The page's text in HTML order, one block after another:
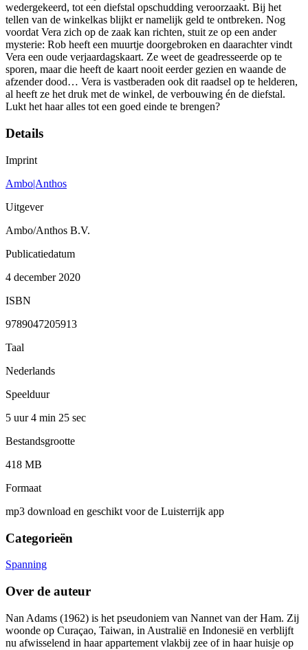
wedergekeerd, tot een diefstal opschudding veroorzaakt. Bij het
tellen van de winkelkas blijkt er namelijk geld te ontbreken. Nog
voordat Vera zich op de zaak kan richten, stuit ze op een ander
mysterie: Rob heeft een muurtje doorgebroken en daarachter vindt
Vera een oude verjaardagskaart. Ze weet de geadresseerde op te
sporen, maar die heeft de kaart nooit eerder gezien en waande de
afzender dood… Vera is vastberaden ook dit raadsel op te helderen,
al heeft ze het druk met de winkel, de verbouwing én de diefstal.
Lukt het haar alles tot een goed einde te brengen?
Details
Imprint
Ambo|Anthos
Uitgever
Ambo/Anthos B.V.
Publicatiedatum
4 december 2020
ISBN
9789047205913
Taal
Nederlands
Speelduur
5 uur 4 min 25 sec
Bestandsgrootte
418 MB
Formaat
mp3 download en geschikt voor de Luisterrijk app
Categorieën
Spanning
Over de auteur
Nan Adams (1962) is het pseudoniem van Nannet van der Ham. Zij
woonde op Curaçao, Taiwan, in Australië en Indonesië en verblijft
nu afwisselend in haar appartement vlakbij zee of in haar huisje op